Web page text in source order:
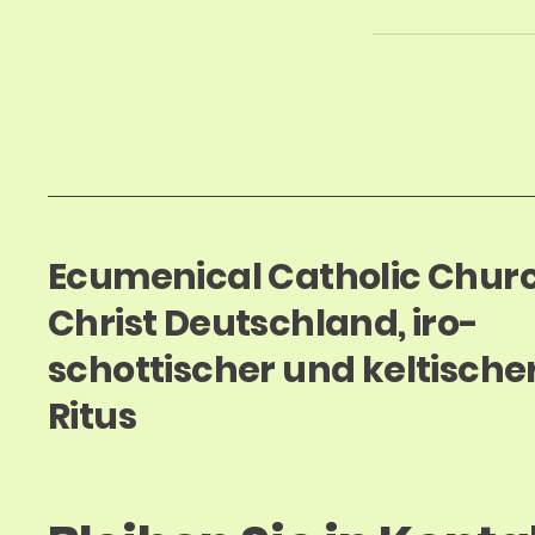
Ecumenical Catholic
Christ Deutschland, iro-
schottischer und
Ritus